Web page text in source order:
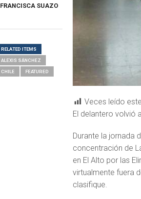
Veces leído
El delantero volvió
Durante la jornada
concentración de
en El Alto por las
virtualmente fuera
clasifique.
FRANCISCA SUAZO
RELATED ITEMS
ALEXIS SÁNCHEZ
CHILE FEATURED